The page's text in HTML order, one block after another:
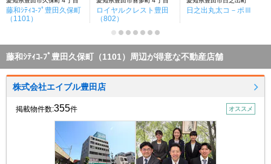
藤和ｼﾃｨｺ-ﾌﾟ豊田久保町
（1101）
ロイヤルクレスト豊田
（802）
日之出丸太コ－ポⅢ
藤和ｼﾃｨｺ-ﾌﾟ豊田久保町（1101）周辺が得意な不動産店舗
株式会社エイブル豊田店
掲載物件数:355件 オススメ